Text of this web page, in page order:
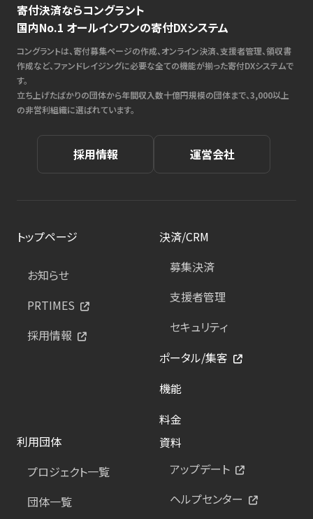
寄付決済ならコングラント
国内No.1 オールインワンの寄付DXシステム
コングラントは、寄付募集ページの作成、オンライン決済、支援者管理、領収書
作成など、ファンドレイジングに必要な全ての機能が揃った寄付DXシステムで
す。
立ち上げたばかりの団体から年間収入数十億円規模の団体まで、3,000以上
の非営利組織に選ばれています。
採用情報 運営会社
トップページ
お知らせ
PRTIMES
採用情報
決済/CRM
募集決済
支援者管理
セキュリティ
ポータル/集客
機能
料金
利用団体
プロジェクト一覧
団体一覧
資料
アップデート
ヘルプセンター